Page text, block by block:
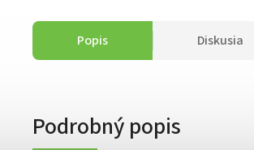
Popis Diskusia
Podrobný popis